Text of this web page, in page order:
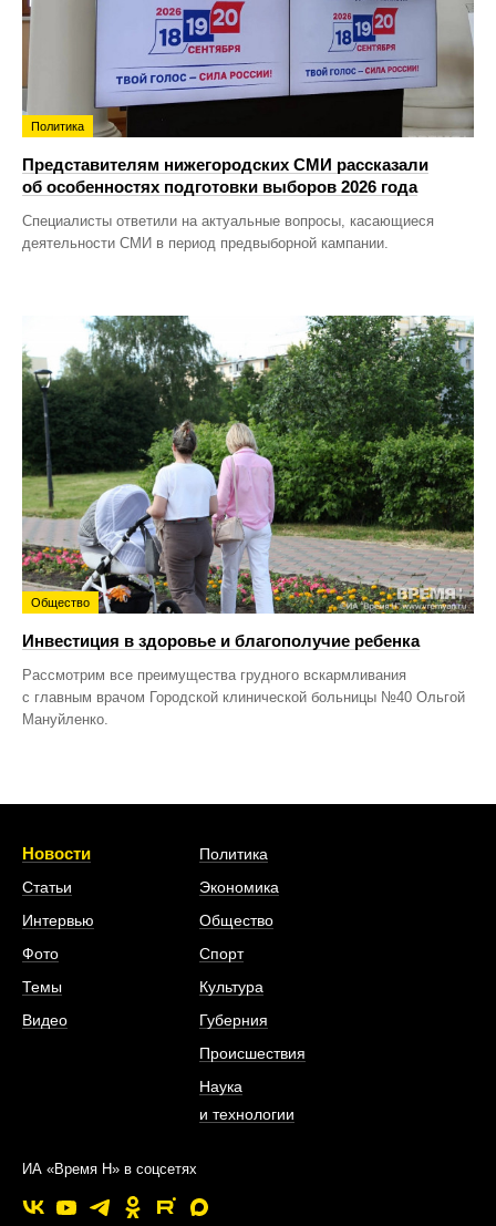
Политика
Представителям нижегородских СМИ рассказали
об особенностях подготовки выборов 2026 года
Специалисты ответили на актуальные вопросы, касающиеся
деятельности СМИ в период предвыборной кампании.
Общество
Инвестиция в здоровье и благополучие ребенка
Рассмотрим все преимущества грудного вскармливания
с главным врачом Городской клинической больницы №40 Ольгой
Мануйленко.
Новости
Статьи
Интервью
Фото
Темы
Видео
Политика
Экономика
Общество
Спорт
Культура
Губерния
Происшествия
Наука
и технологии
ИА «Время Н» в соцсетях